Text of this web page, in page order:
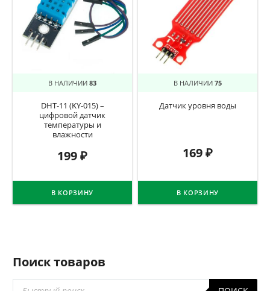
В НАЛИЧИИ 83
DHT-11 (KY-015) –
цифровой датчик
температуры и
влажности
199₽
В КОРЗИНУ
В НАЛИЧИИ 75
Датчик уровня воды
169₽
В КОРЗИНУ
Поиск товаров